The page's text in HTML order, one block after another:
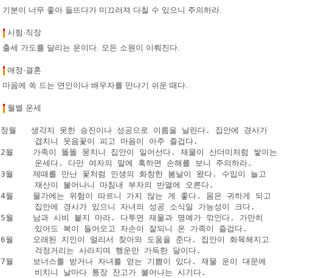
기분이 너무 좋아 들뜨다가 미끄러져 다칠 수 있으니 주의하라.
시험·직장
출세 가도를 달리는 운이다. 모든 소원이 이뤄진다.
애정·결혼
마음에 쏙 드는 연인이나 배우자를 만나기 쉬운 때다.
월별 운세
정월   생각지 못한 승진이나 성공으로 이름을 날린다. 집안에 경사가
       겹치니 웃음꽃이 피고 마음이 아주 즐겁다.
2월    가족이 똘똘 뭉치니 집안이 일어선다. 재물이 산더미처럼 쌓이는
       운세다. 다만 여자의 말에 혹하면 손해를 보니 주의하라.
3월    제때를 만난 꽃처럼 인생의 화창한 봄날이 왔다. 수입이 늘고
       재산이 불어나니 마침내 부자의 반열에 오른다.
4월    물가에는 위험이 따르니 가지 않는 게 좋다. 몸은 귀하게 되고
       집안에 경사가 있으니 자녀의 성공 소식일 가능성이 크다.
5월    남과 시비 붙지 마라. 다투면 재물과 명예가 깎인다. 가만히
       있어도 복이 들어오고 자손이 잘되니 온 가족이 즐겁다.
6월    오래된 지인이 멀리서 찾아와 도움을 준다. 집안이 화목해지고
       걱정거리는 사라지며 행운만 가득한 달이다.
7월    보너스를 받거나 자녀를 얻는 기쁨이 있다. 재물 운이 대문에
       비치니 날마다 통장 잔고가 불어나는 시기다.